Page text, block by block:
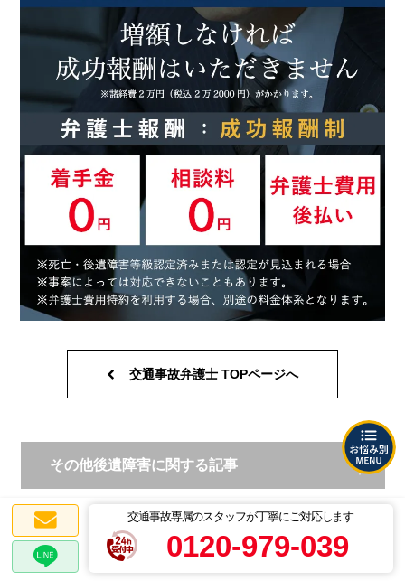
交通事故専属のスタッフが丁寧にご対応します
0120-979-039
交通事故弁護士 TOPページへ
その他後遺障害に関する記事